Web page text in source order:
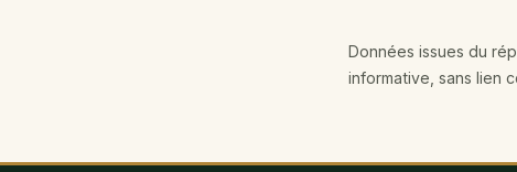
Données issues du
informative, sans lien